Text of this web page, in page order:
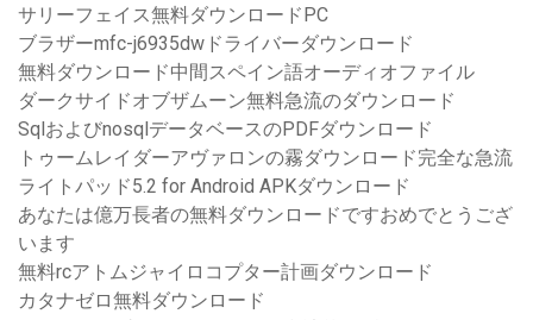
サリーフェイス無料ダウンロードPC
ブラザーmfc-j6935dwドライバーダウンロード
無料ダウンロード中間スペイン語オーディオファイル
ダークサイドオブザムーン無料急流のダウンロード
SqlおよびnosqlデータベースのPDFダウンロード
トゥームレイダーアヴァロンの霧ダウンロード完全な急流
ライトパッド5.2 for Android APKダウンロード
あなたは億万長者の無料ダウンロードですおめでとうござ
います
無料rcアトムジャイロコプター計画ダウンロード
カタナゼロ無料ダウンロード